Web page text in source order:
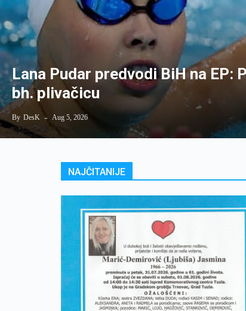
Lana Pudar predvodi BiH na EP:
bh. plivačicu
By DesK Aug 5, 2026
NAJČITANIJE